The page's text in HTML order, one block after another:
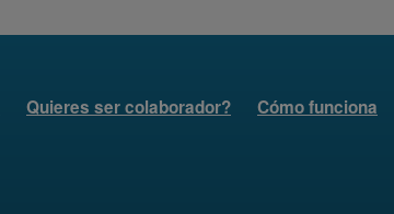
Quieres ser colaborador? Cómo funciona